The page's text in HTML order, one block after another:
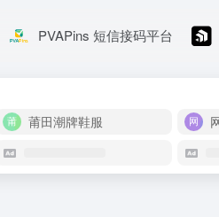
PVAPins 短信接码平台
莆田潮牌鞋服